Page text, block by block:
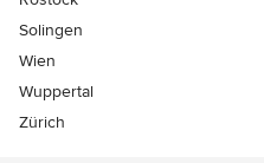
Solingen
Wien
Wuppertal
Zürich